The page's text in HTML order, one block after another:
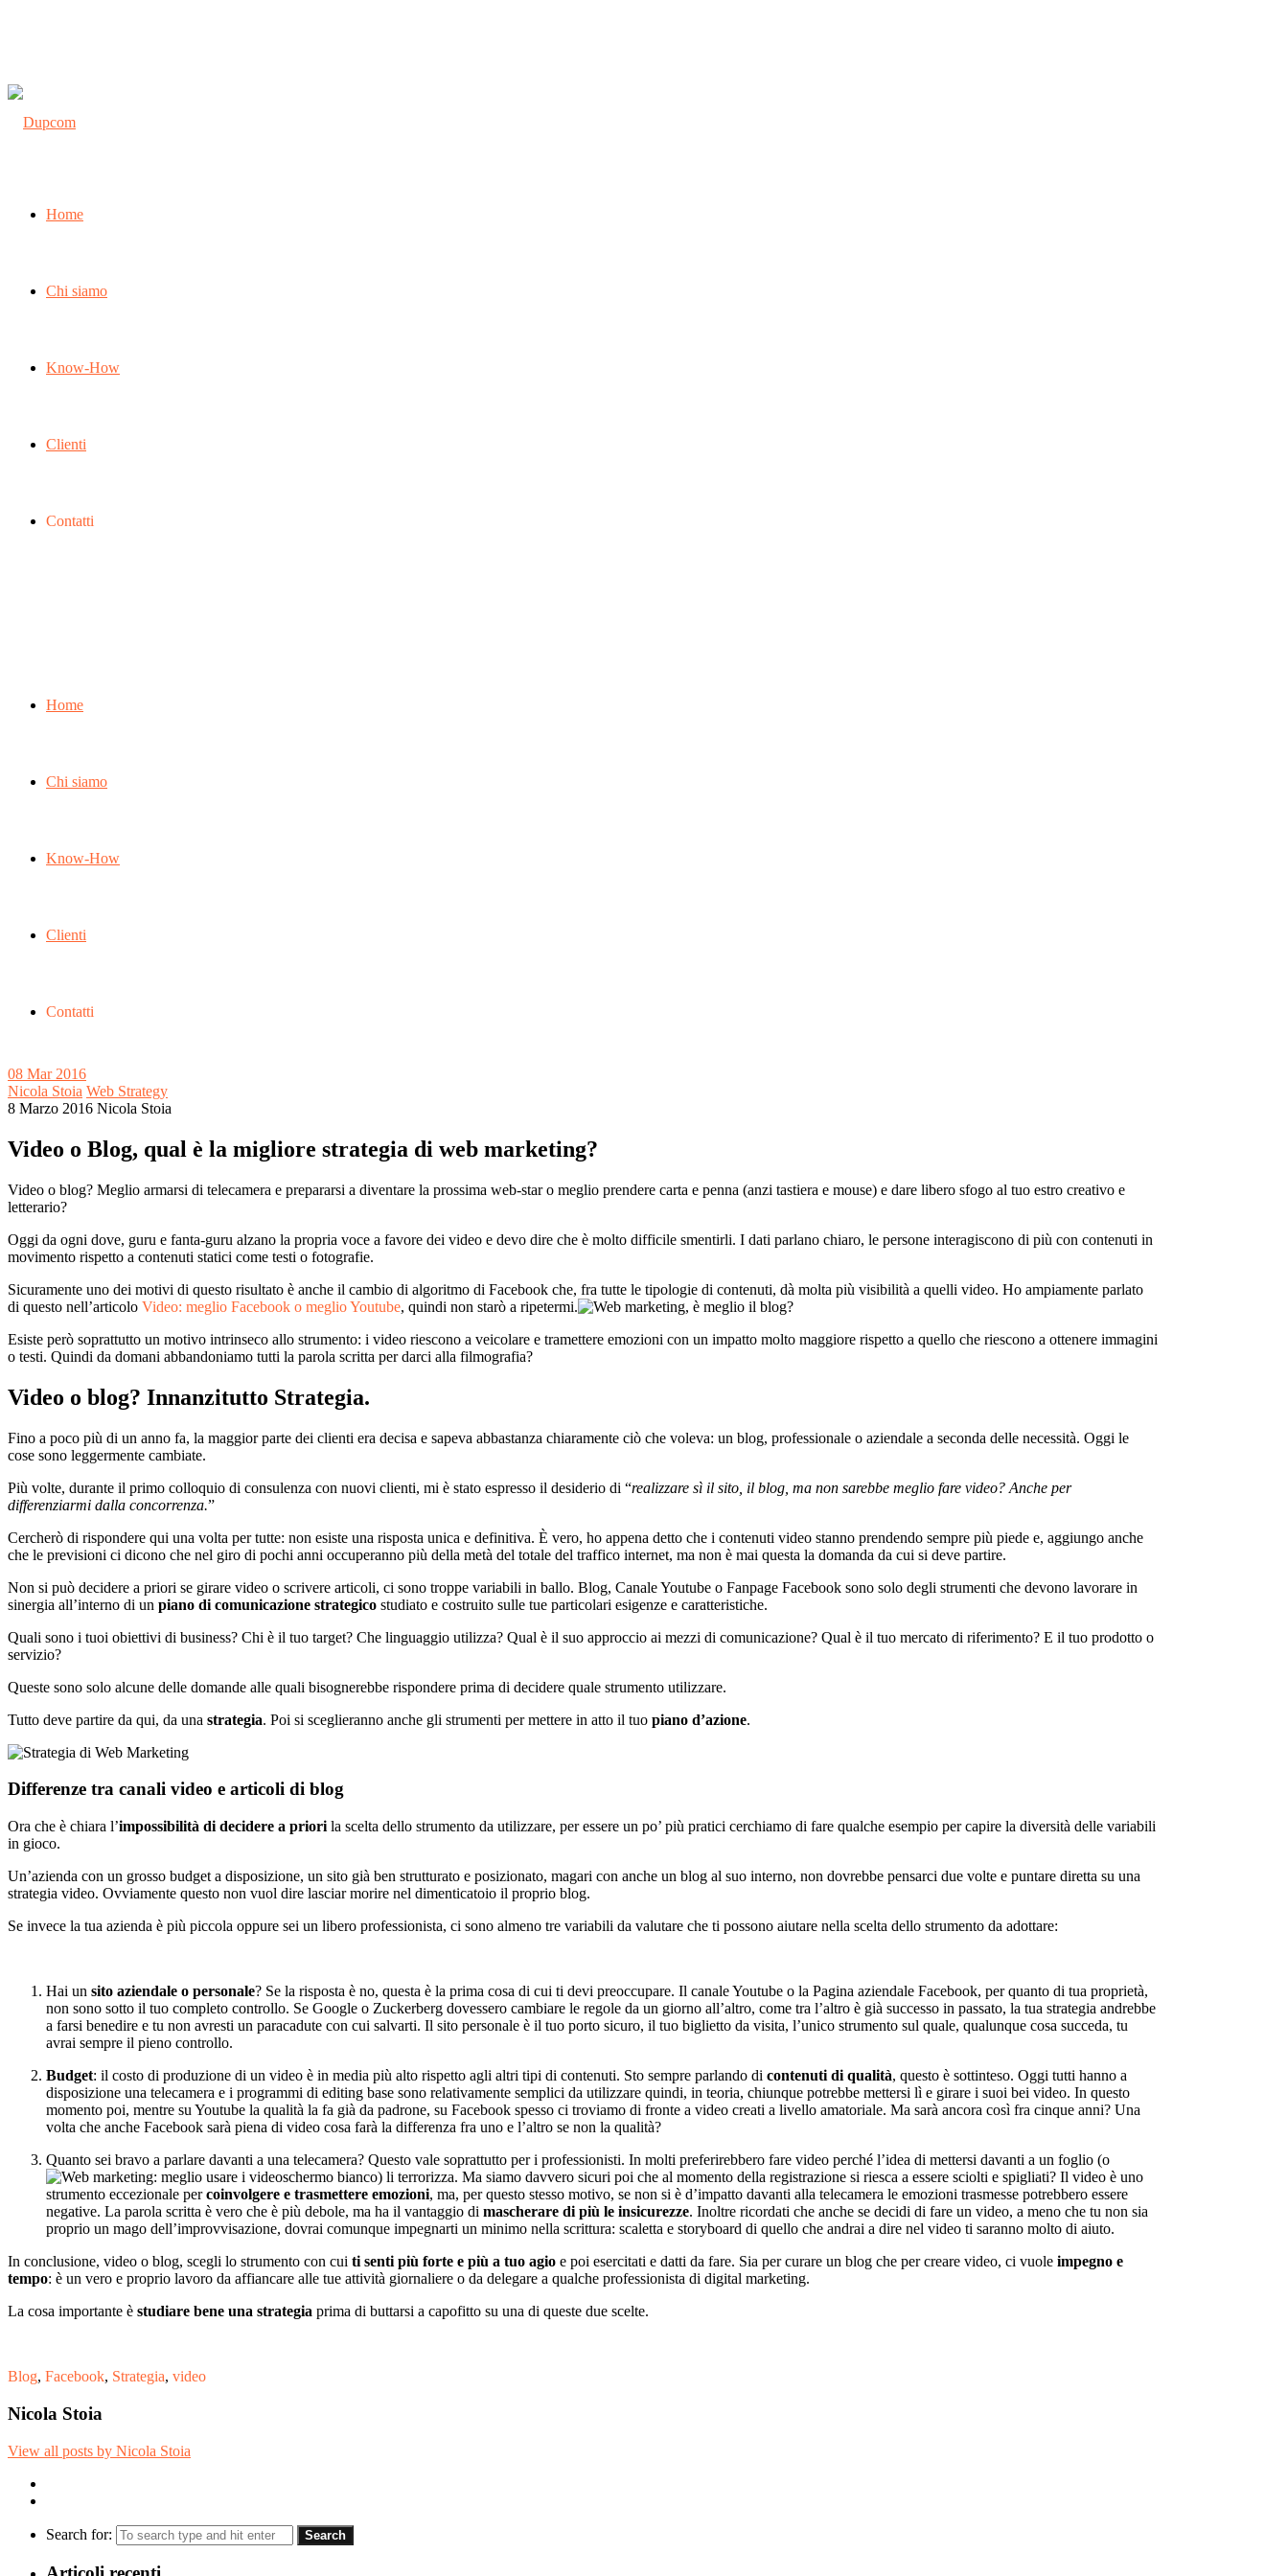
Home
Chi siamo
Know-How
Clienti
Contatti
Home
Chi siamo
Know-How
Clienti
Contatti
08 Mar 2016
Nicola Stoia Web Strategy
8 Marzo 2016 Nicola Stoia
Video o Blog, qual è la migliore strategia di web marketing?
Video o blog? Meglio armarsi di telecamera e prepararsi a diventare la prossima web-star o meglio prendere carta e penna (anzi tastiera e mouse) e dare libero sfogo al tuo estro creativo e
letterario?
Oggi da ogni dove, guru e fanta-guru alzano la propria voce a favore dei video e devo dire che è molto difficile smentirli. I dati parlano chiaro, le persone interagiscono di più con contenuti in
movimento rispetto a contenuti statici come testi o fotografie.
Sicuramente uno dei motivi di questo risultato è anche il cambio di algoritmo di Facebook che, fra tutte le tipologie di contenuti, dà molta più visibilità a quelli video. Ho ampiamente parlato
di questo nell’articolo Video: meglio Facebook o meglio Youtube, quindi non starò a ripetermi.
Esiste però soprattutto un motivo intrinseco allo strumento: i video riescono a veicolare e tramettere emozioni con un impatto molto maggiore rispetto a quello che riescono a ottenere immagini
o testi. Quindi da domani abbandoniamo tutti la parola scritta per darci alla filmografia?
Video o blog? Innanzitutto Strategia.
Fino a poco più di un anno fa, la maggior parte dei clienti era decisa e sapeva abbastanza chiaramente ciò che voleva: un blog, professionale o aziendale a seconda delle necessità. Oggi le
cose sono leggermente cambiate.
Più volte, durante il primo colloquio di consulenza con nuovi clienti, mi è stato espresso il desiderio di “realizzare sì il sito, il blog, ma non sarebbe meglio fare video? Anche per
differenziarmi dalla concorrenza.”
Cercherò di rispondere qui una volta per tutte: non esiste una risposta unica e definitiva. È vero, ho appena detto che i contenuti video stanno prendendo sempre più piede e, aggiungo anche
che le previsioni ci dicono che nel giro di pochi anni occuperanno più della metà del totale del traffico internet, ma non è mai questa la domanda da cui si deve partire.
Non si può decidere a priori se girare video o scrivere articoli, ci sono troppe variabili in ballo. Blog, Canale Youtube o Fanpage Facebook sono solo degli strumenti che devono lavorare in
sinergia all’interno di un piano di comunicazione strategico studiato e costruito sulle tue particolari esigenze e caratteristiche.
Quali sono i tuoi obiettivi di business? Chi è il tuo target? Che linguaggio utilizza? Qual è il suo approccio ai mezzi di comunicazione? Qual è il tuo mercato di riferimento? E il tuo prodotto o
servizio?
Queste sono solo alcune delle domande alle quali bisognerebbe rispondere prima di decidere quale strumento utilizzare.
Tutto deve partire da qui, da una strategia. Poi si sceglieranno anche gli strumenti per mettere in atto il tuo piano d’azione.
Differenze tra canali video e articoli di blog
Ora che è chiara l’impossibilità di decidere a priori la scelta dello strumento da utilizzare, per essere un po’ più pratici cerchiamo di fare qualche esempio per capire la diversità delle variabili
in gioco.
Un’azienda con un grosso budget a disposizione, un sito già ben strutturato e posizionato, magari con anche un blog al suo interno, non dovrebbe pensarci due volte e puntare diretta su una
strategia video. Ovviamente questo non vuol dire lasciar morire nel dimenticatoio il proprio blog.
Se invece la tua azienda è più piccola oppure sei un libero professionista, ci sono almeno tre variabili da valutare che ti possono aiutare nella scelta dello strumento da adottare:
Hai un sito aziendale o personale? Se la risposta è no, questa è la prima cosa di cui ti devi preoccupare. Il canale Youtube o la Pagina aziendale Facebook, per quanto di tua proprietà,
non sono sotto il tuo completo controllo. Se Google o Zuckerberg dovessero cambiare le regole da un giorno all’altro, come tra l’altro è già successo in passato, la tua strategia andrebbe
a farsi benedire e tu non avresti un paracadute con cui salvarti. Il sito personale è il tuo porto sicuro, il tuo biglietto da visita, l’unico strumento sul quale, qualunque cosa succeda, tu
avrai sempre il pieno controllo.
Budget: il costo di produzione di un video è in media più alto rispetto agli altri tipi di contenuti. Sto sempre parlando di contenuti di qualità, questo è sottinteso. Oggi tutti hanno a
disposizione una telecamera e i programmi di editing base sono relativamente semplici da utilizzare quindi, in teoria, chiunque potrebbe mettersi lì e girare i suoi bei video. In questo
momento poi, mentre su Youtube la qualità la fa già da padrone, su Facebook spesso ci troviamo di fronte a video creati a livello amatoriale. Ma sarà ancora così fra cinque anni? Una
volta che anche Facebook sarà piena di video cosa farà la differenza fra uno e l’altro se non la qualità?
Quanto sei bravo a parlare davanti a una telecamera? Questo vale soprattutto per i professionisti. In molti preferirebbero fare video perché l’idea di mettersi davanti a un foglio (o
schermo bianco) li terrorizza. Ma siamo davvero sicuri poi che al momento della registrazione si riesca a essere sciolti e spigliati? Il video è uno
strumento eccezionale percoinvolgere e trasmettere emozioni, ma, per questo stesso motivo, se non si è d’impatto davanti alla telecamera le emozioni trasmesse potrebbero essere
negative. La parola scritta è vero che è più debole, ma ha il vantaggio di mascherare di più le insicurezze. Inoltre ricordati che anche se decidi di fare un video, a meno che tu non sia
proprio un mago dell’improvvisazione, dovrai comunque impegnarti un minimo nella scrittura: scaletta e storyboard di quello che andrai a dire nel video ti saranno molto di aiuto.
In conclusione, video o blog, scegli lo strumento con cui ti senti più forte e più a tuo agio e poi esercitati e datti da fare. Sia per curare un blog che per creare video, ci vuole impegno e
tempo: è un vero e proprio lavoro da affiancare alle tue attività giornaliere o da delegare a qualche professionista di digital marketing.
La cosa importante è studiare bene una strategia prima di buttarsi a capofitto su una di queste due scelte.
Blog, Facebook, Strategia, video
Nicola Stoia
View all posts by Nicola Stoia
Search for: